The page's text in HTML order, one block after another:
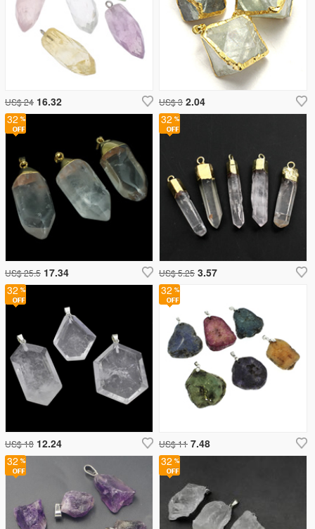
32
US$ 11 7.48
32
32
US$ 25.5 17.34
US$ 3 2.04
32
US$ 5.25 3.57
32
US$ 18 12.24
32
US$ 24 16.32